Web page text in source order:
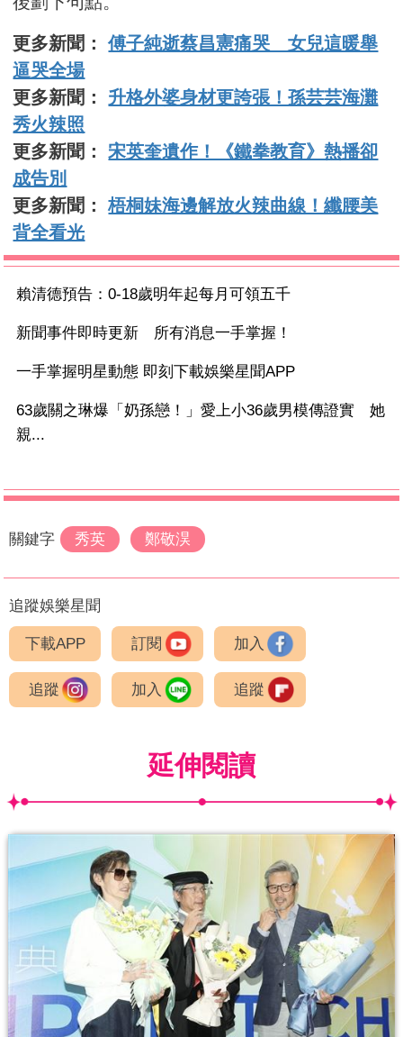
更多新聞：傅子純逝蔡昌憲痛哭 女兒這暖舉
逼哭全場
更多新聞： 升格外婆身材更誇張！孫芸芸海灘
秀火辣照
更多新聞： 宋英奎遺作！《鐵拳教育》熱播卻
成告別
更多新聞：梧桐妹海邊解放火辣曲線！纖腰美
背全看光
賴清德預告：0-18歲明年起每月可領五千
新聞事件即時更新 所有消息一手掌握！
一手掌握明星動態 即刻下載娛樂星聞APP
63歲關之琳爆「奶孫戀！」愛上小36歲男模傳證實 她
親...
關鍵字 秀英 鄭敬淏
追蹤娛樂星聞
下載APP 訂閱 加入
追蹤 加入 追蹤
延伸閱讀